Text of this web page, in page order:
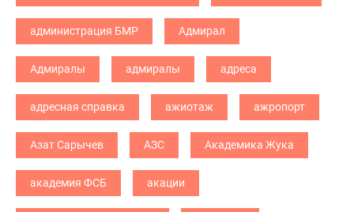
администрация БМР Адмирал
Адмиралы адмиралы адреса
адресная справка ажиотаж ажропорт
Азат Сарычев АЗС Академика Жука
академия ФСБ акации